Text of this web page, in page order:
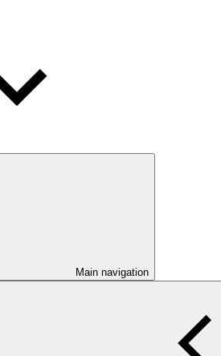
Main navigation